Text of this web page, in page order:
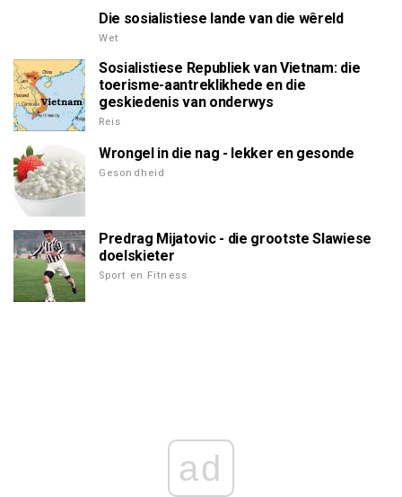
Die sosialistiese lande van die wêreld
Wet
Sosialistiese Republiek van Vietnam: die
toerisme-aantreklikhede en die
geskiedenis van onderwys
Reis
Wrongel in die nag - lekker en gesonde
Gesondheid
Predrag Mijatovic - die grootste Slawiese
doelskieter
Sport en Fitness
ad